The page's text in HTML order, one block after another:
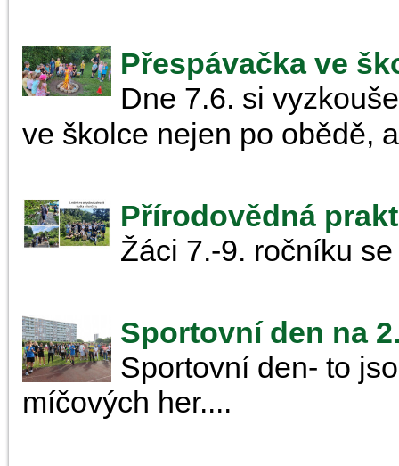
Přespávačka ve
Dne 7.6. si
ve školce nejen po obědě,
Přírodovědná
Žáci 7.-9. ročníku
Sportovní den na
Sportovní den- to
míčových her....